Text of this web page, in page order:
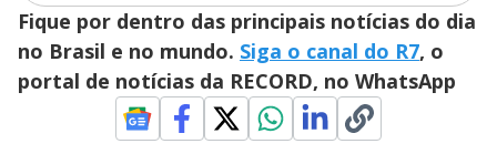
Fique por dentro das principais notícias do dia
no Brasil e no mundo. Siga o canal do R7, o
portal de notícias da RECORD, no WhatsApp